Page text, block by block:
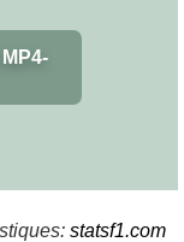
statsf1.com